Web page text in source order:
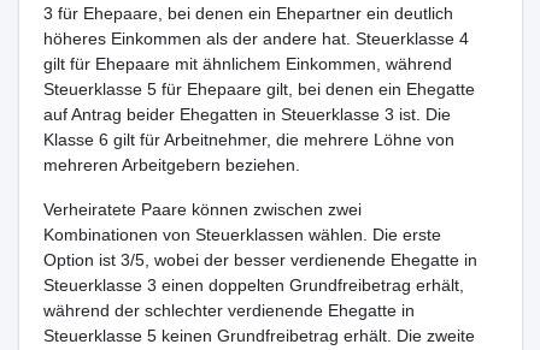
3 für Ehepaare, bei denen ein Ehepartner ein deutlich
höheres Einkommen als der andere hat. Steuerklasse 4
gilt für Ehepaare mit ähnlichem Einkommen, während
Steuerklasse 5 für Ehepaare gilt, bei denen ein Ehegatte
auf Antrag beider Ehegatten in Steuerklasse 3 ist. Die
Klasse 6 gilt für Arbeitnehmer, die mehrere Löhne von
mehreren Arbeitgebern beziehen.
Verheiratete Paare können zwischen zwei
Kombinationen von Steuerklassen wählen. Die erste
Option ist 3/5, wobei der besser verdienende Ehegatte in
Steuerklasse 3 einen doppelten Grundfreibetrag erhält,
während der schlechter verdienende Ehegatte in
Steuerklasse 5 keinen Grundfreibetrag erhält. Die zweite